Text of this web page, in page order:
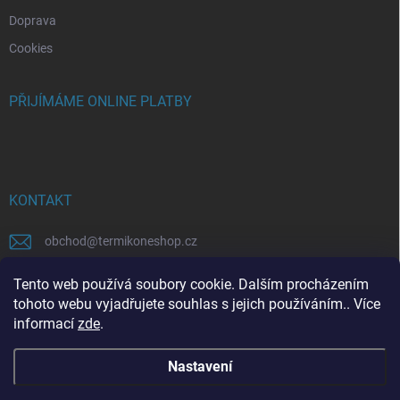
Tento web používá soubory cookie. Dalším procházením
tohoto webu vyjadřujete souhlas s jejich používáním.. Více
informací zde.
Nastavení
Doprava
Cookies
PŘIJÍMÁME ONLINE PLATBY
KONTAKT
obchod@termikoneshop.cz
+420315559758